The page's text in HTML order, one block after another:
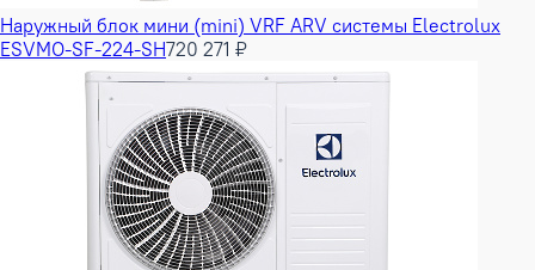
Наружный блок мини (mini) VRF ARV системы Electrolux
ESVMO-SF-224-SH720 271 ₽